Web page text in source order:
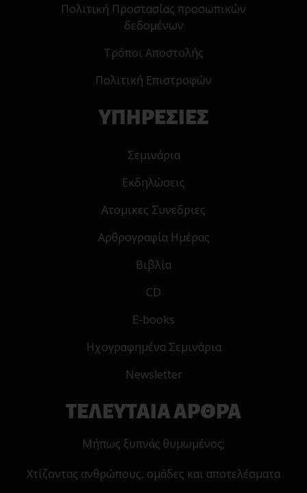
Πολιτική Προστασίας προσωπικών
δεδομένων
Τρόποι Αποστολής
Πολιτική Επιστροφών
ΥΠΗΡΕΣΙΕΣ
Σεμινάρια
Εκδηλώσεις
Ατομικες Συνεδριες
Αρθρογραφία Ημέρας
Βιβλία
CD
E-books
Ηχογραφημένα Σεμινάρια
Newsletter
ΤΕΛΕΥΤΑΙΑ ΑΡΘΡΑ
Μήπως ξυπνάς θυμωμένος;
Χτίζοντας ανθρώπους, ομάδες και αποτελέσματα